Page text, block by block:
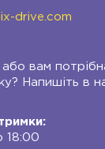
drive.com
вам
Напишіть в
18:00